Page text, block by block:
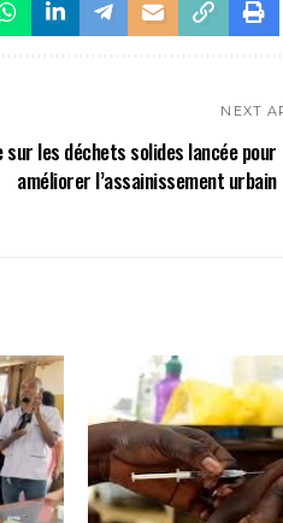
NEXT
sur les déchets solides lancée pour
améliorer l’assainissement urbain